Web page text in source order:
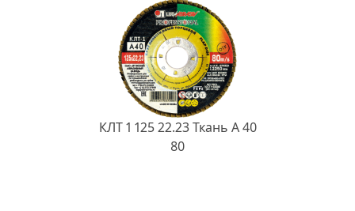
КЛТ 1 125 22.23 Ткань A 40
80